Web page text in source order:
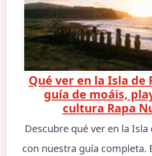
Qué ver en la Isla de
guía de moáis,
cultura Rapa
Descubre qué ver en la Isla
con nuestra guía completa.